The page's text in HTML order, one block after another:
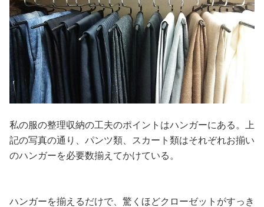
私の服の整理収納の工夫のポイントはハンガーにある。上
記の写真の通り、パンツ類、スカート類はそれぞれお揃い
のハンガーを必要数揃えてかけている。
ハンガーを揃えるだけで、驚くほどクローゼットがすっき